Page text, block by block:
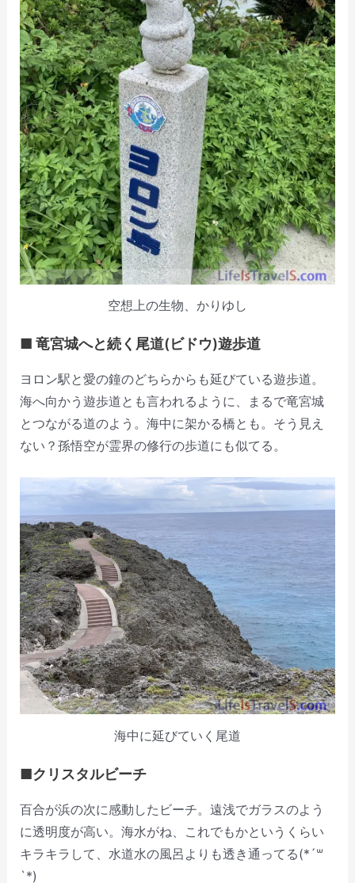
空想上の生物、かりゆし
■ 竜宮城へと続く尾道(ビドウ)遊歩道
ヨロン駅と愛の鐘のどちらからも延びている遊歩道。
海へ向かう遊歩道とも言われるように、まるで竜宮城
とつながる道のよう。海中に架かる橋とも。そう見え
ない？孫悟空が霊界の修行の歩道にも似てる。
海中に延びていく尾道
■クリスタルビーチ
百合が浜の次に感動したビーチ。遠浅でガラスのよう
に透明度が高い。海水がね、これでもかというくらい
キラキラして、水道水の風呂よりも透き通ってる(*´꒳
`*)